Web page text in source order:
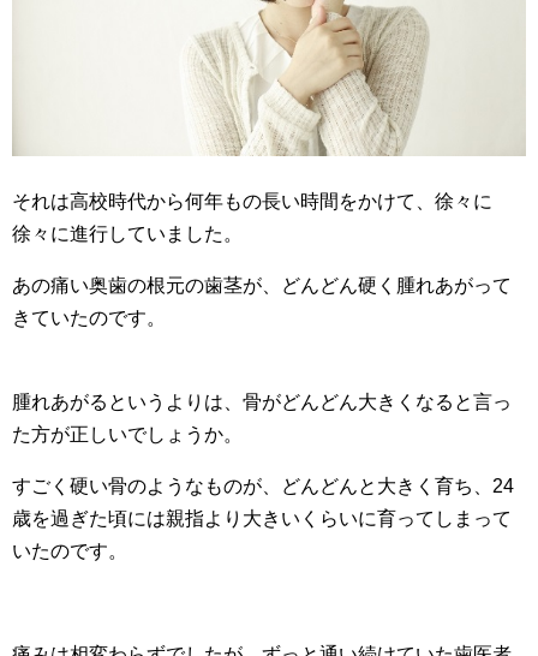
それは高校時代から何年もの長い時間をかけて、徐々に
徐々に進行していました。
あの痛い奥歯の根元の歯茎が、どんどん硬く腫れあがって
きていたのです。
腫れあがるというよりは、骨がどんどん大きくなると言っ
た方が正しいでしょうか。
すごく硬い骨のようなものが、どんどんと大きく育ち、24
歳を過ぎた頃には親指より大きいくらいに育ってしまって
いたのです。